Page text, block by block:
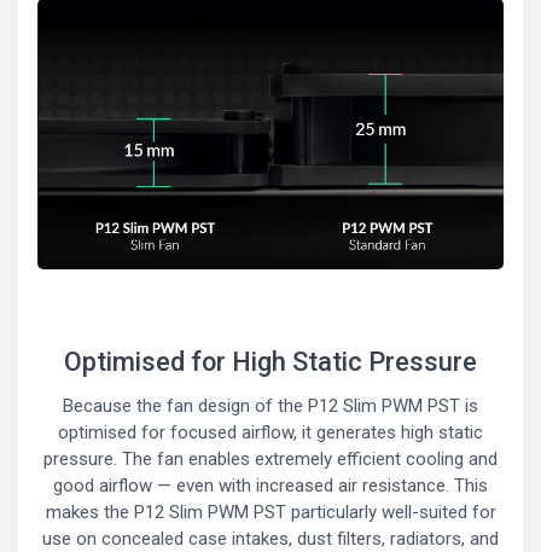
Optimised for High Static Pressure
Because the fan design of the P12 Slim PWM PST is
optimised for focused airflow, it generates high static
pressure. The fan enables extremely efficient cooling and
good airflow — even with increased air resistance. This
makes the P12 Slim PWM PST particularly well-suited for
use on concealed case intakes, dust filters, radiators, and